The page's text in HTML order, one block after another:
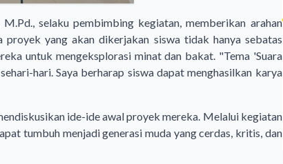
selaku pembimbing kegiatan, memberikan arahan
proyek yang akan dikerjakan siswa tidak hanya sebatas
untuk mengeksplorasi minat dan bakat. "Tema 'Suara
hari. Saya berharap siswa dapat menghasilkan karya
ide-ide awal proyek mereka. Melalui kegiatan
tumbuh menjadi generasi muda yang cerdas, kritis, dan